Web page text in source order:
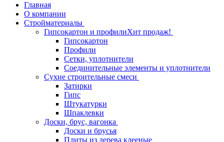
Главная
О компании
Стройматериалы
Гипсокартон и профилиХит продаж!
Гипсокартон
Профили
Сетки, уплотнители
Соединительные элементы и уплотнители
Сухие строительные смеси
Затирки
Гипс
Штукатурки
Шпаклевки
Доски, брус, вагонка
Доски и брусья
Плиты из дерева клееные